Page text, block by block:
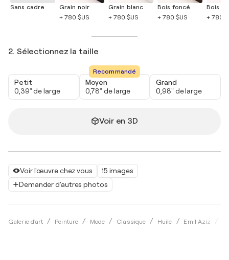
Voir l'œuvre chez vous
15 images
Demander d'autres photos
Galerie d'art Peinture Mode Classique Huile Emil Aziz
Sans cadre
Grain noir
+ 780 $US
Grain blanc
+ 780 $US
Bois foncé
+ 780 $US
Bois
+ 780
2. Sélectionnez la taille
Petit
0,39" de large
Recommandé
Moyen
0,78" de large
Grand
0,98" de large
Voir en 3D